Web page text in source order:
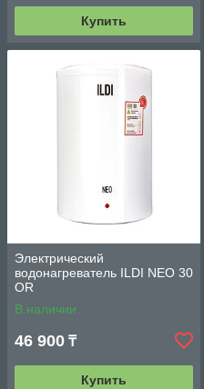
Купить
Электрический
водонагреватель ILDI NEO 30
OR
В наличии
46 900 ₸
Купить